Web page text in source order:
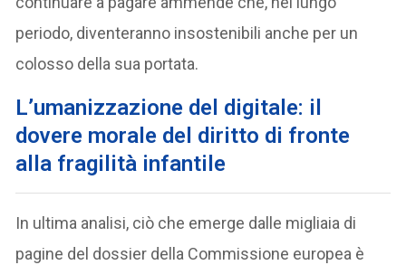
periodo, diventeranno insostenibili anche per un
colosso della sua portata.
L’umanizzazione del digitale: il
dovere morale del diritto di fronte
alla fragilità infantile
In ultima analisi, ciò che emerge dalle migliaia di
pagine del dossier della Commissione europea è